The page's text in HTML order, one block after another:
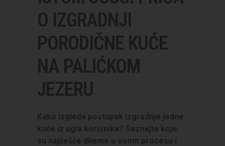
O IZGRADNJI
PORODIČNE KUĆE
NA PALIĆKOM
JEZERU
Kako izgleda postupak izgradnje jedne
kuće iz ugla korisnika? Saznajte koje
su najčešće dileme u ovom procesu i